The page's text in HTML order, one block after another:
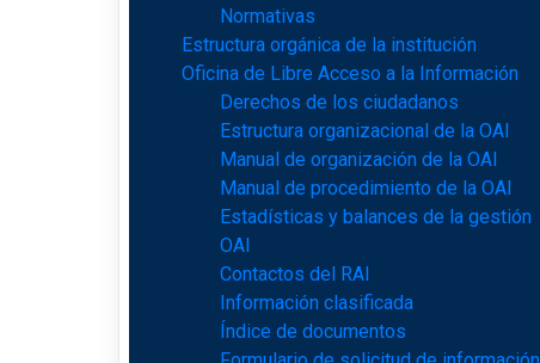
Normativas
Estructura orgánica de la institución
Oficina de Libre Acceso a la Información
Derechos de los ciudadanos
Estructura organizacional de la OAI
Manual de organización de la OAI
Manual de procedimiento de la OAI
Estadísticas y balances de la gestión
OAI
Contactos del RAI
Información clasificada
Índice de documentos